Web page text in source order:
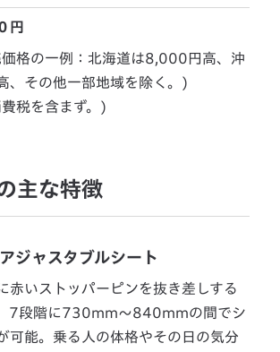
円
格の一例：北海道は8,000円高、沖
、その他一部地域を除く。)
税を含まず。)
主な特徴
ジャスタブルシート
赤いストッパーピンを抜き差しする
7段階に730mm～840mmの間でシ
可能。乗る人の体格やその日の気分